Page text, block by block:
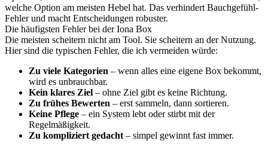
welche Option am meisten Hebel hat. Das verhindert Bauchgefühl-
Fehler und macht Entscheidungen robuster.
Die häufigsten Fehler bei der Iona Box
Die meisten scheitern nicht am Tool. Sie scheitern an der Nutzung.
Hier sind die typischen Fehler, die ich vermeiden würde:
Zu viele Kategorien – wenn alles eine eigene Box bekommt,
wird es unbrauchbar.
Kein klares Ziel – ohne Ziel gibt es keine Richtung.
Zu frühes Bewerten – erst sammeln, dann sortieren.
Keine Pflege – ein System lebt oder stirbt mit der
Regelmäßigkeit.
Zu kompliziert gedacht – simpel gewinnt fast immer.